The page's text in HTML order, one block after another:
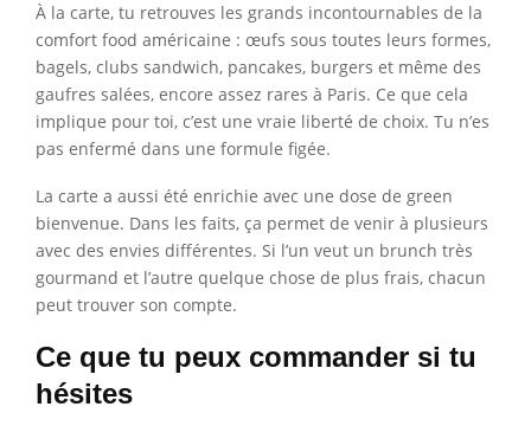
À la carte, tu retrouves les grands incontournables de la
comfort food américaine : œufs sous toutes leurs formes,
bagels, clubs sandwich, pancakes, burgers et même des
gaufres salées, encore assez rares à Paris. Ce que cela
implique pour toi, c’est une vraie liberté de choix. Tu n’es
pas enfermé dans une formule figée.
La carte a aussi été enrichie avec une dose de green
bienvenue. Dans les faits, ça permet de venir à plusieurs
avec des envies différentes. Si l’un veut un brunch très
gourmand et l’autre quelque chose de plus frais, chacun
peut trouver son compte.
Ce que tu peux commander si tu
hésites